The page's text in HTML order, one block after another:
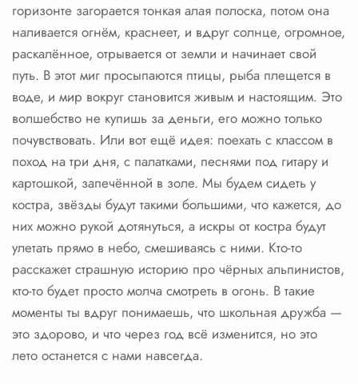
горизонте загорается тонкая алая полоска, потом она
наливается огнём, краснеет, и вдруг солнце, огромное,
раскалённое, отрывается от земли и начинает свой
путь. В этот миг просыпаются птицы, рыба плещется в
воде, и мир вокруг становится живым и настоящим. Это
волшебство не купишь за деньги, его можно только
почувствовать. Или вот ещё идея: поехать с классом в
поход на три дня, с палатками, песнями под гитару и
картошкой, запечённой в золе. Мы будем сидеть у
костра, звёзды будут такими большими, что кажется, до
них можно рукой дотянуться, а искры от костра будут
улетать прямо в небо, смешиваясь с ними. Кто-то
расскажет страшную историю про чёрных альпинистов,
кто-то будет просто молча смотреть в огонь. В такие
моменты ты вдруг понимаешь, что школьная дружба —
это здорово, и что через год всё изменится, но это
лето останется с нами навсегда.